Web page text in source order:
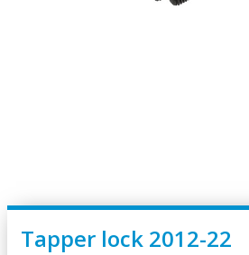
Tapper lock 2012-22